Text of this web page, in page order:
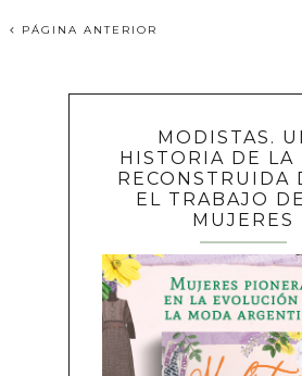
PÁGINA ANTERIOR
MODISTAS.
HISTORIA DE LA
RECONSTRUIDA
EL TRABAJO
MUJERES